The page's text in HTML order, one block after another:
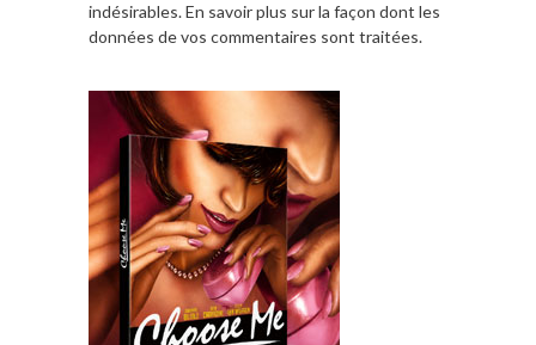
indésirables.En savoir plus sur la façon dont les
données de vos commentaires sont traitées.